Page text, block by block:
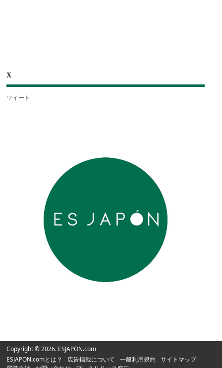
X
ツイート
Copyright © 2026. ESJAPON.com
ESJAPON.comとは？
広告掲載について 一般利用規約
サイトマップ